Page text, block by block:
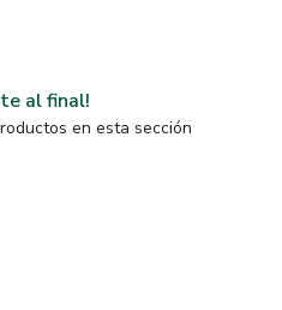
al final!
en esta sección